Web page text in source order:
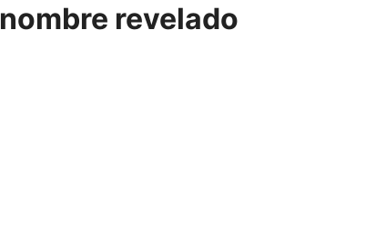
nombre revelado